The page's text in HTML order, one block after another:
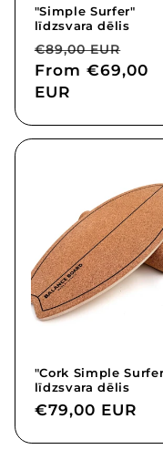
"Simple Surfer"
līdzsvara dēlis
Regular
price
€89,00 EUR
From€69,00
EUR
"Cork Simple
līdzsvara dēlis
Regular
€79,00 EUR